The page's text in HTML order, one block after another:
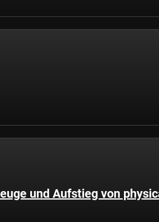
und Aufstieg von